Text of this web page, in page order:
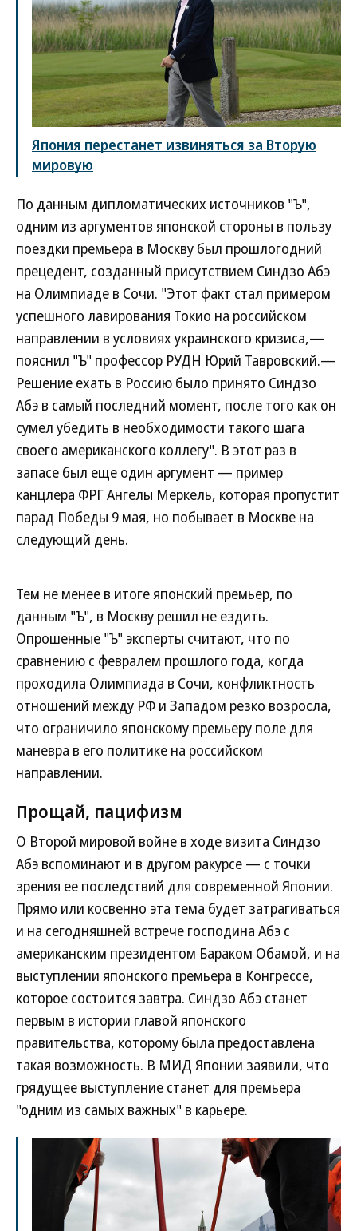
Япония перестанет извиняться за Вторую
мировую
По данным дипломатических источников "Ъ",
одним из аргументов японской стороны в пользу
поездки премьера в Москву был прошлогодний
прецедент, созданный присутствием Синдзо Абэ
на Олимпиаде в Сочи. "Этот факт стал примером
успешного лавирования Токио на российском
направлении в условиях украинского кризиса,—
пояснил "Ъ" профессор РУДН Юрий Тавровский.—
Решение ехать в Россию было принято Синдзо
Абэ в самый последний момент, после того как он
сумел убедить в необходимости такого шага
своего американского коллегу". В этот раз в
запасе был еще один аргумент — пример
канцлера ФРГ Ангелы Меркель, которая пропустит
парад Победы 9 мая, но побывает в Москве на
следующий день.
Тем не менее в итоге японский премьер, по
данным "Ъ", в Москву решил не ездить.
Опрошенные "Ъ" эксперты считают, что по
сравнению с февралем прошлого года, когда
проходила Олимпиада в Сочи, конфликтность
отношений между РФ и Западом резко возросла,
что ограничило японскому премьеру поле для
маневра в его политике на российском
направлении.
Прощай, пацифизм
О Второй мировой войне в ходе визита Синдзо
Абэ вспоминают и в другом ракурсе — с точки
зрения ее последствий для современной Японии.
Прямо или косвенно эта тема будет затрагиваться
и на сегодняшней встрече господина Абэ с
американским президентом Бараком Обамой, и на
выступлении японского премьера в Конгрессе,
которое состоится завтра. Синдзо Абэ станет
первым в истории главой японского
правительства, которому была предоставлена
такая возможность. В МИД Японии заявили, что
грядущее выступление станет для премьера
"одним из самых важных" в карьере.